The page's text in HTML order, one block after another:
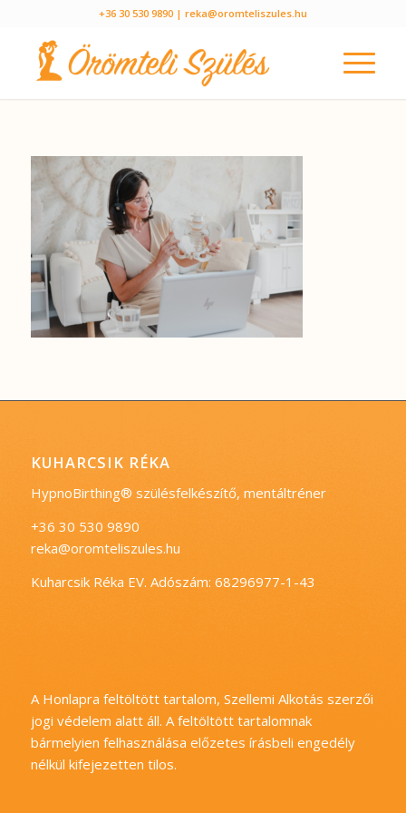
+36 30 530 9890 | reka@oromteliszules.hu
KUHARCSIK RÉKA
HypnoBirthing® szülésfelkészítő, mentáltréner
+36 30 530 9890
reka@oromteliszules.hu
Kuharcsik Réka EV. Adószám: 68296977-1-43
A Honlapra feltöltött tartalom, Szellemi Alkotás szerzői
jogi védelem alatt áll. A feltöltött tartalomnak
bármelyien felhasználása előzetes írásbeli engedély
nélkül kifejezetten tilos.